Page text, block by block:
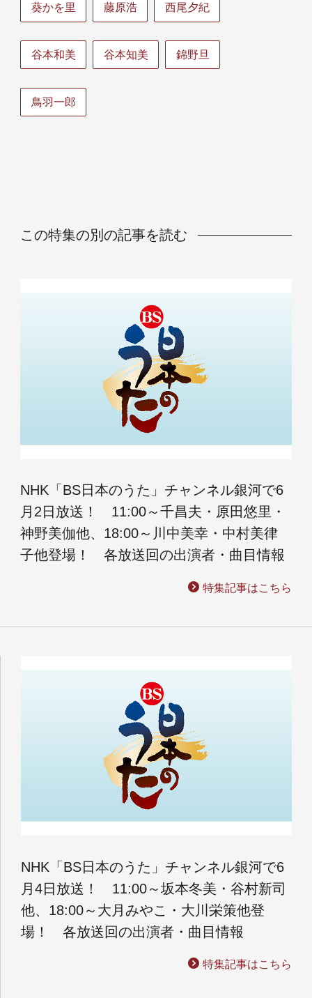
葵かを里 藤原浩 西尾夕紀
谷本和美 谷本知美 錦野旦
鳥羽一郎
この特集の別の記事を読む
NHK「BS日本のうた」チャンネル銀河で6
月2日放送！ 11:00～千昌夫・原田悠里・
神野美伽他、18:00～川中美幸・中村美律
子他登場！ 各放送回の出演者・曲目情報
特集記事はこちら
NHK「BS日本のうた」チャンネル銀河で6
月4日放送！ 11:00～坂本冬美・谷村新司
他、18:00～大月みやこ・大川栄策他登
場！ 各放送回の出演者・曲目情報
特集記事はこちら